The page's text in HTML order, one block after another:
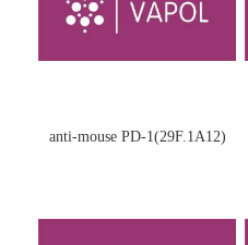
anti-mouse PD-1(29F.1A12)